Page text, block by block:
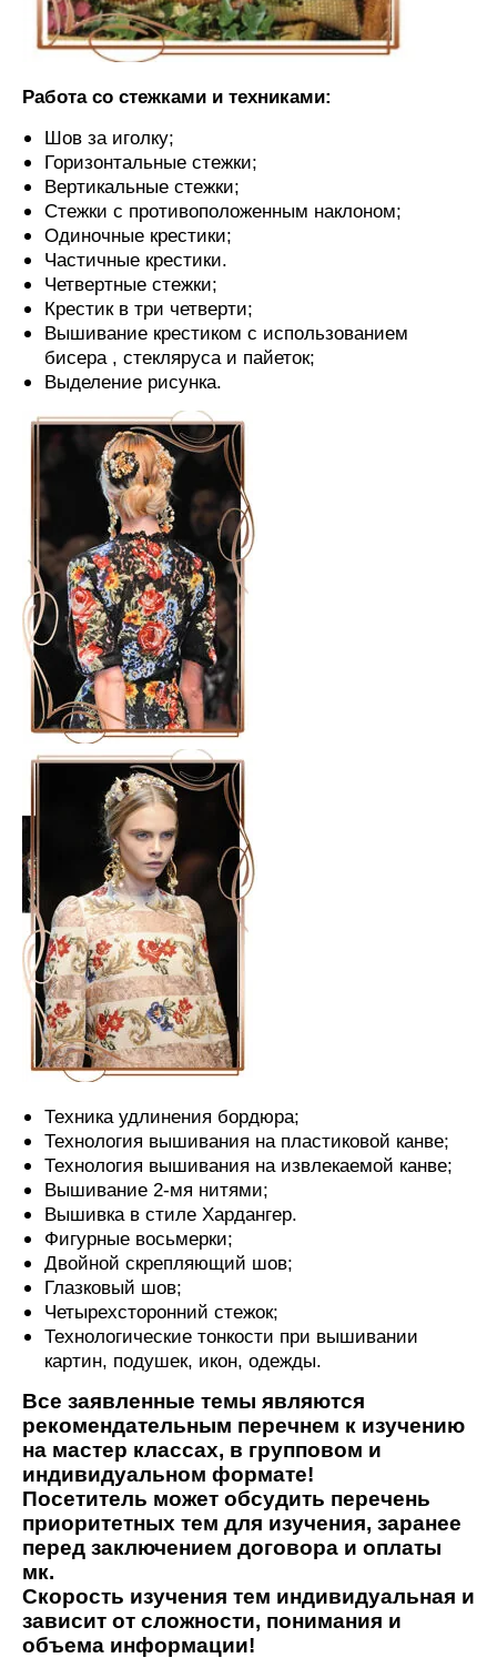
Работа со стежками и техниками:
Шов за иголку;
Горизонтальные стежки;
Вертикальные стежки;
Стежки с противоположенным наклоном;
Одиночные крестики;
Частичные крестики.
Четвертные стежки;
Крестик в три четверти;
Вышивание крестиком с использованием
бисера , стекляруса и пайеток;
Выделение рисунка.
Техника удлинения бордюра;
Технология вышивания на пластиковой канве;
Технология вышивания на извлекаемой канве;
Вышивание 2-мя нитями;
Вышивка в стиле Хардангер.
Фигурные восьмерки;
Двойной скрепляющий шов;
Глазковый шов;
Четырехсторонний стежок;
Технологические тонкости при вышивании
картин, подушек, икон, одежды.
Все заявленные темы являются
рекомендательным перечнем к изучению
на мастер классах, в групповом и
индивидуальном формате!
Посетитель может обсудить перечень
приоритетных тем для изучения, заранее
перед заключением договора и оплаты
мк.
Скорость изучения тем индивидуальная и
зависит от сложности, понимания и
объема информации!